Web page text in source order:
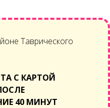
Таврического
С КАРТОЙ
40 МИНУТ